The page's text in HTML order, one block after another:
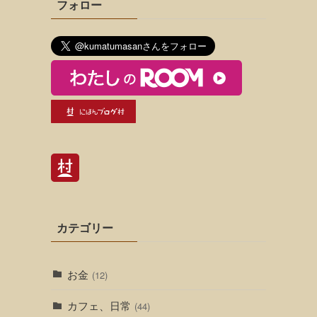
フォロー
カテゴリー
お金 (12)
カフェ、日常 (44)